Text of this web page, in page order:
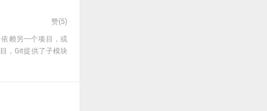
赞(5)
赖另一个项目，或
，Git提供了子模块